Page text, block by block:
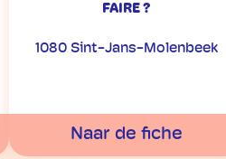
FAIRE ?
1080 Sint-Jans-Molenbeek
Naar de fiche